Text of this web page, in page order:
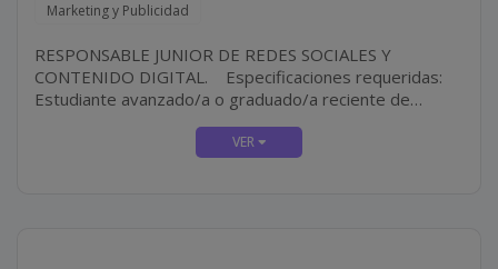
Marketing y Publicidad
RESPONSABLE JUNIOR DE REDES SOCIALES Y
CONTENIDO DIGITAL. Especificaciones requeridas:
Estudiante avanzado/a o graduado/a reciente de
carreras afines a Comunicación, Diseño, Marketing o